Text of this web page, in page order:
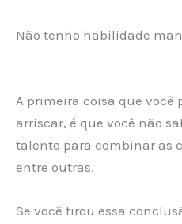
Não tenho habilidade
A primeira coisa que você
arriscar, é que você não
talento para combinar as
entre outras.
Se você tirou essa